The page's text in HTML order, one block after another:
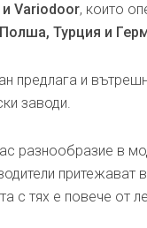
и Variodoor, които
Полша, Турция и
предлага и
заводи.
разнообразие в
притежават
с тях е повече от